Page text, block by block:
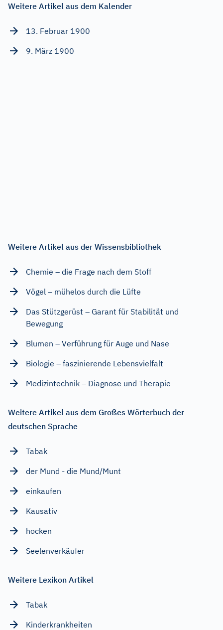
Weitere Artikel aus dem Kalender
13. Februar 1900
9. März 1900
Weitere Artikel aus der Wissensbibliothek
Chemie – die Frage nach dem Stoff
Vögel – mühelos durch die Lüfte
Das Stützgerüst – Garant für Stabilität und
Bewegung
Blumen – Verführung für Auge und Nase
Biologie – faszinierende Lebensvielfalt
Medizintechnik – Diagnose und Therapie
Weitere Artikel aus dem Großes Wörterbuch der
deutschen Sprache
Tabak
der Mund - die Mund/Munt
einkaufen
Kausativ
hocken
Seelenverkäufer
Weitere Lexikon Artikel
Tabak
Kinderkrankheiten